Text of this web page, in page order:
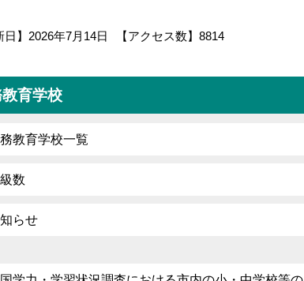
日】 2026年7月14日 【アクセス数】 8814
育学校
教育学校一覧
数
らせ